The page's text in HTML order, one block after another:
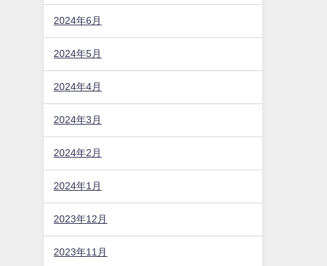
2024年6月
2024年5月
2024年4月
2024年3月
2024年2月
2024年1月
2023年12月
2023年11月